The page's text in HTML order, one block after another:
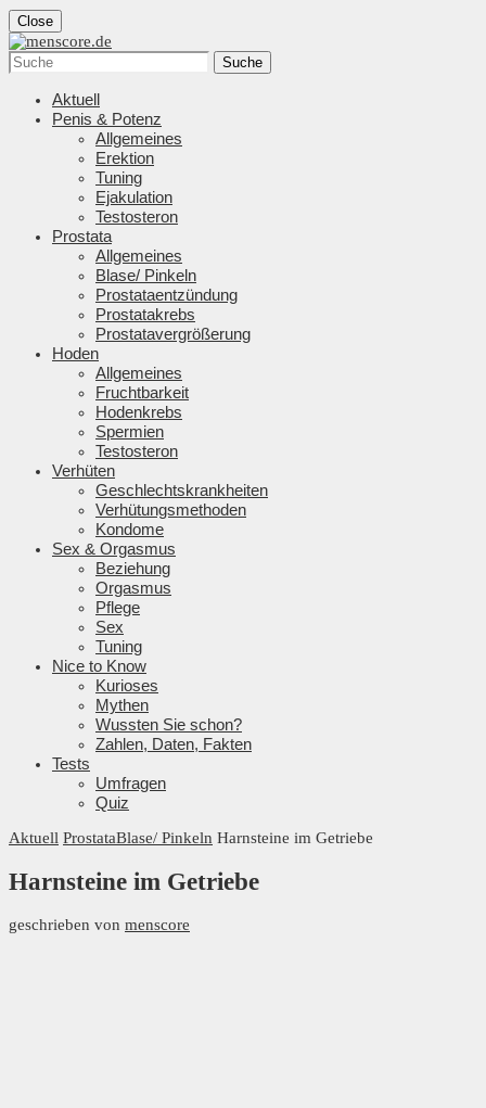
Close
Suche
Aktuell
Penis & Potenz
Allgemeines
Erektion
Tuning
Ejakulation
Testosteron
Prostata
Allgemeines
Blase/ Pinkeln
Prostataentzündung
Prostatakrebs
Prostatavergrößerung
Hoden
Allgemeines
Fruchtbarkeit
Hodenkrebs
Spermien
Testosteron
Verhüten
Geschlechtskrankheiten
Verhütungsmethoden
Kondome
Sex & Orgasmus
Beziehung
Orgasmus
Pflege
Sex
Tuning
Nice to Know
Kurioses
Mythen
Wussten Sie schon?
Zahlen, Daten, Fakten
Tests
Umfragen
Quiz
Aktuell ProstataBlase/ Pinkeln Harnsteine im Getriebe
Harnsteine im Getriebe
geschrieben von menscore